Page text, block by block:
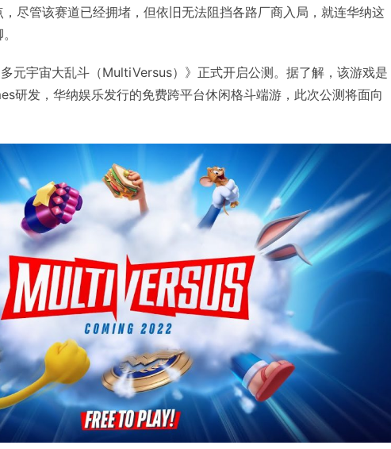
尽管该赛道已经拥堵，但依旧无法阻挡各路厂商入局，就连华纳这
元宇宙大乱斗（MultiVersus）》正式开启公测。据了解，该游戏是
研发，华纳娱乐发行的免费跨平台休闲格斗端游，此次公测将面向